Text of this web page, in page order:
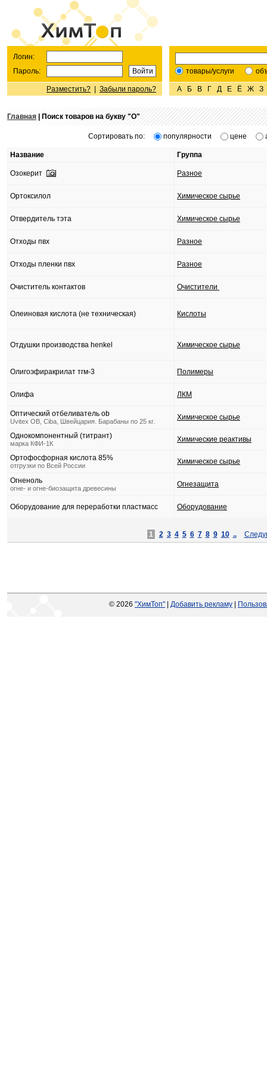
Логин:
Пароль:
Разместить? Забыли пароль?
товары/услуги
А Б В Г Д Е Ё Ж З
Главная | Поиск товаров на букву "О"
Сортировать по: популярности цене
Название Группа
Озокерит Разное
Ортоксилол Химическое сырье
Отвердитель тэта Химическое сырье
Отходы пвх Разное
Отходы пленки пвх Разное
Очиститель контактов Очистители
Олеиновая кислота (не техническая) Кислоты
Отдушки производства henkel Химическое сырье
Олигоэфиракрилат тгм-3 Полимеры
Олифа ЛКМ
Оптический отбеливатель ob
Uvitex OB, Ciba, Швейцария. Барабаны по 25 кг. Химическое сырье
Однокомпонентный (титрант)
марка КФИ-1К Химические реактивы
Ортофосфорная кислота 85%
отгрузки по Всей России Химическое сырье
Огненоль
огне- и огне-биозащита древесины Огнезащита
Оборудование для переработки пластмасс Оборудование
1 2 3 4 5 6 7 8 9 10 ..
© 2026 "ХимТоп" Добавить рекламу